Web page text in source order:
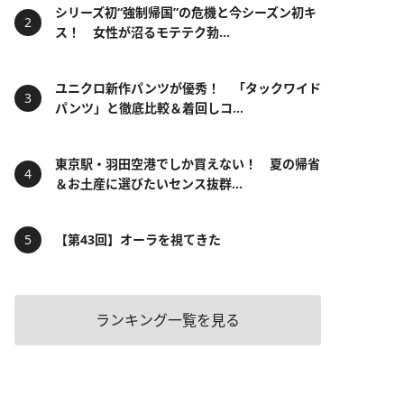
シリーズ初“強制帰国”の危機と今シーズン初キ
ス！ 女性が沼るモテテク勃...
ユニクロ新作パンツが優秀！ 「タックワイド
パンツ」と徹底比較＆着回しコ...
東京駅・羽田空港でしか買えない！ 夏の帰省
＆お土産に選びたいセンス抜群...
【第43回】オーラを視てきた
ランキング一覧を見る